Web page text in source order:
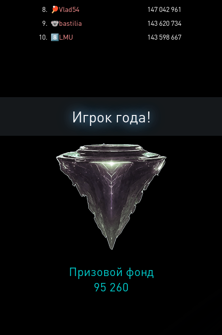
8.
🏓Vlad54
147 042 961
9. 🐨bastilia
143 620 734
10. 8️⃣LMU 143 598 667
Игрок года!
Призовой фонд
95 260